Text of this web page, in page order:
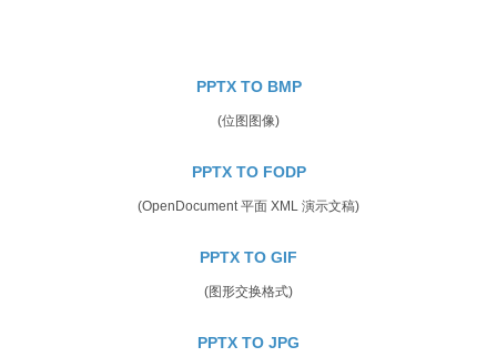
PPTX TO BMP
(位图图像)
PPTX TO FODP
(OpenDocument 平面 XML 演示文稿)
PPTX TO GIF
(图形交换格式)
PPTX TO JPG